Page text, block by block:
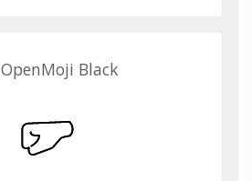
OpenMoji Black